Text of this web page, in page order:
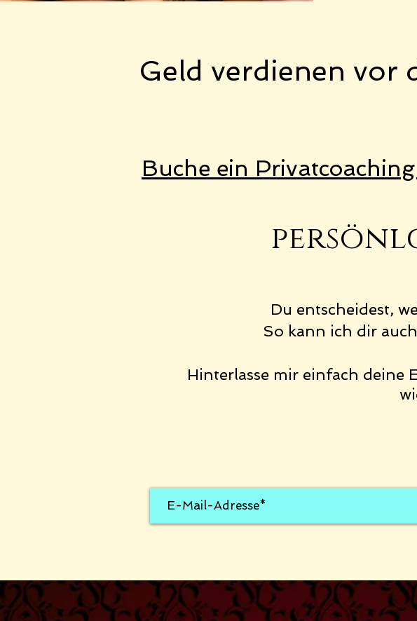
Geld verdienen vor
Buche ein
Du entscheidest,
So kann ich dir
Hinterlasse mir einfach deine